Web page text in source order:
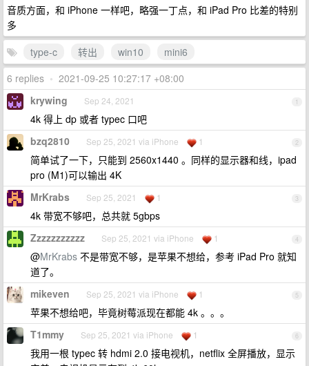
音质方面，和 iPhone 一样吧，略强一丁点，和 iPad Pro 比差的特别
多
type-c
转出 win10
mini6
6 replies • 2021-09-25 10:27:17 +08:00
1
krywing Sep 24, 2021
4k 得上 dp 或者 typec 口吧
2
bzq2810 Sep 25, 2021 via iPhone 1
简单试了一下，只能到 2560x1440 。同样的显示器和线，ipad
pro (M1)可以输出 4K
3
MrKrabs Sep 25, 2021 1
4k 带宽不够吧，总共就 5gbps
4
Zzzzzzzzzzz Sep 25, 2021 via iPhone 1
@MrKrabs 不是带宽不够，是苹果不想给，参考 iPad Pro 就知
道了。
5
mikeven Sep 25, 2021 via iPhone 1
苹果不想给吧，毕竟树莓派现在都能 4k 。。。
6
T1mmy Sep 25, 2021 via iPhone 1
我用一根 typec 转 hdmi 2.0 接电视机，netflix 全屏播放，显示